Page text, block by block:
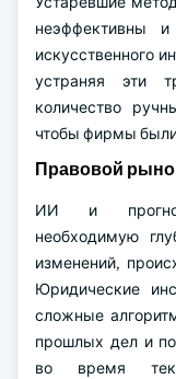
неэффективны
искусственного
устраняя эти
количество
чтобы фирмы
Правовой
ИИ и
необходимую
изменений,
Юридические
сложные
прошлых дел и
во время